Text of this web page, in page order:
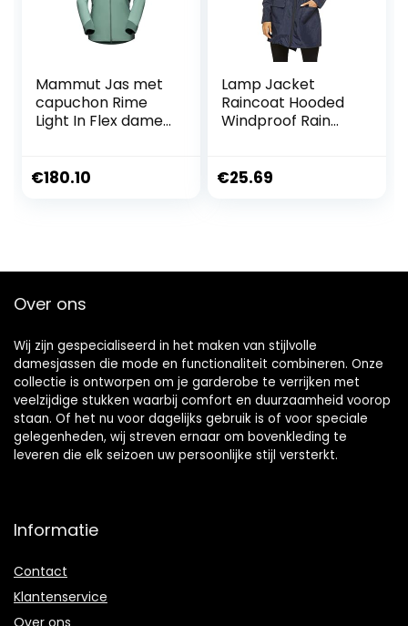
Mammut Jas met
capuchon Rime
Light In Flex dames
€180.10
Lamp Jacket
Raincoat Hooded
Windproof Rain
Women’s
€25.69
Over ons
Wij zijn gespecialiseerd in het maken van stijlvolle
damesjassen die mode en functionaliteit combineren. Onze
collectie is ontworpen om je garderobe te verrijken met
veelzijdige stukken waarbij comfort en duurzaamheid voorop
staan. Of het nu voor dagelijks gebruik is of voor speciale
gelegenheden, wij streven ernaar om bovenkleding te
leveren die elk seizoen uw persoonlijke stijl versterkt.
Informatie
Contact
Klantenservice